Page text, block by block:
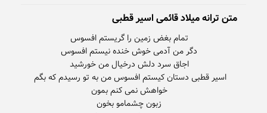
متن ترانه میلاد قائمی اسیر قطبی
اسیر قطبی دستان کیستم افسوس من به تو رسیدم که بگم